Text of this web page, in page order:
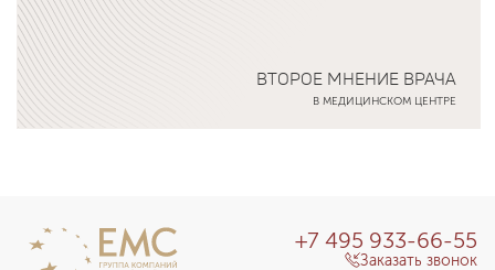
ВТОРОЕ МНЕНИЕ ВРАЧА
В МЕДИЦИНСКОМ ЦЕНТРЕ
+7 495 933-66-55
Заказать звонок